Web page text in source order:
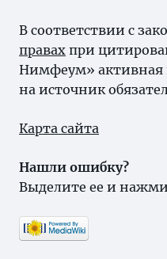
В соответствии с
правах при
Нимфеум» активная
на источник
Карта сайта
Нашли ошибку?
Выделите ее и